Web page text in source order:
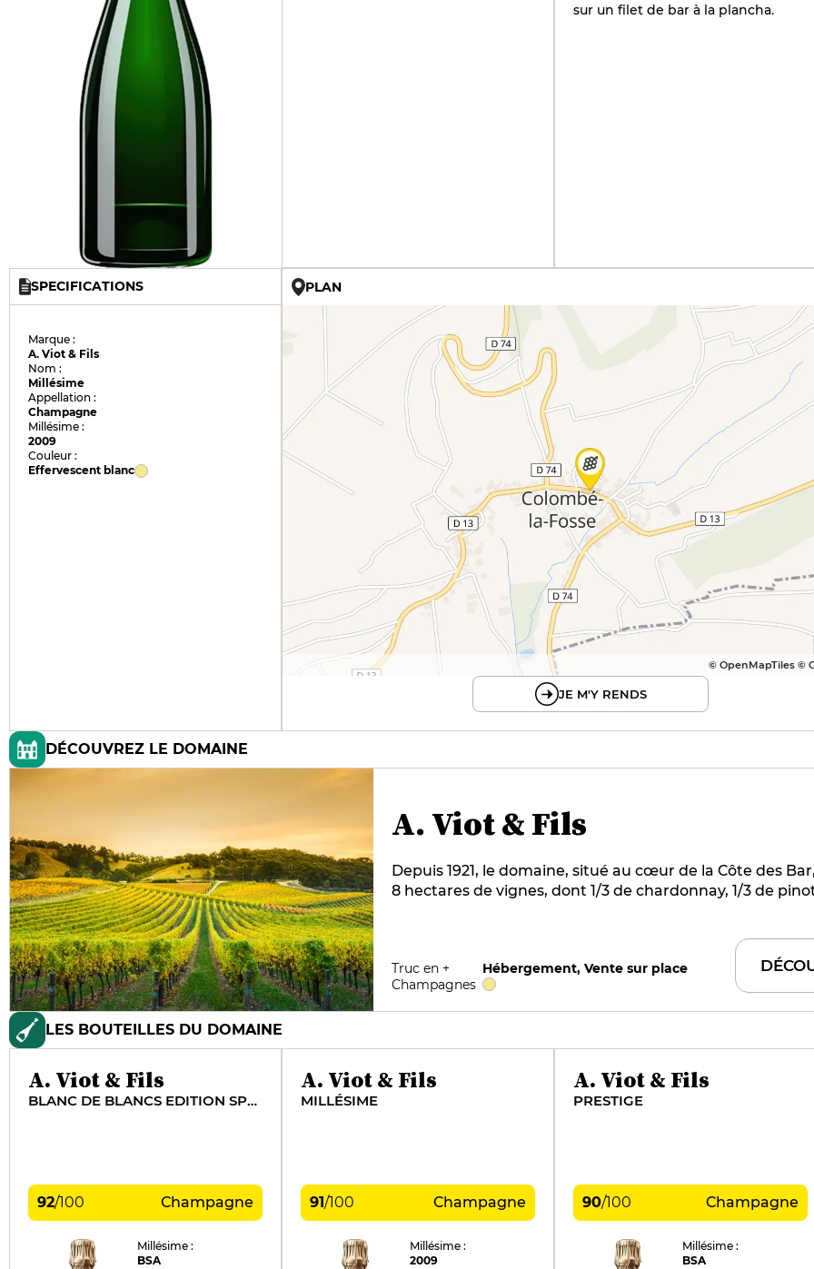
sur un filet de bar à la plancha.
SPECIFICATIONS
Marque :
A. Viot & Fils
Nom :
Millésime
Appellation :
Champagne
Millésime :
2009
Couleur :
Effervescent blanc
PLAN
© OpenMapTiles ©
JE M'Y RENDS
DÉCOUVREZ LE DOMAINE
A. Viot & Fils
Depuis 1921, le domaine, situé au cœur de la Côte des
8 hectares de vignes, dont 1/3 de chardonnay, 1/3 de
selon les cuvées. Un gîte au cœur de l'exploitation peut
les visiteurs.
Truc en +
Hébergement, Vente sur place
Champagnes
LES BOUTEILLES DU DOMAINE
A. Viot & Fils
BLANC DE BLANCS EDITION SPÉCIALE TIRAGE 2011
92/100 Champagne
Millésime :
BSA
A. Viot & Fils
MILLÉSIME
91/100 Champagne
Millésime :
2009
A. Viot & Fils
PRESTIGE
90/100 Champagne
Millésime :
BSA